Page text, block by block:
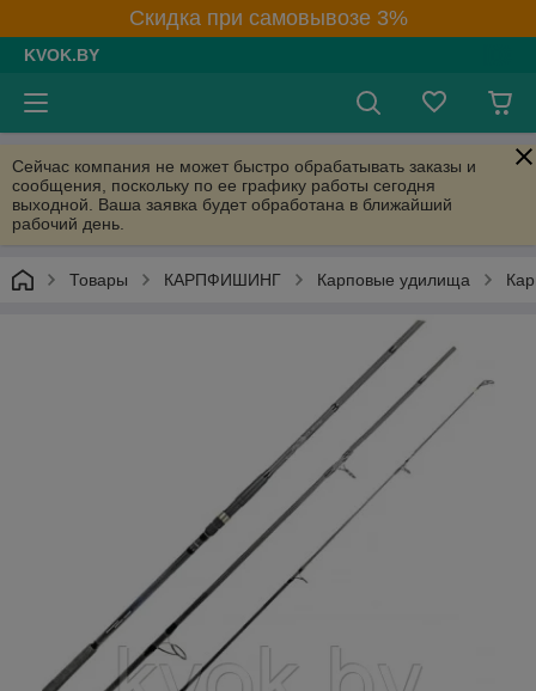
Скидка при самовывозе 3%
KVOK.BY
Сейчас компания не может быстро обрабатывать заказы и
сообщения, поскольку по ее графику работы сегодня
выходной. Ваша заявка будет обработана в ближайший
рабочий день.
Товары КАРПФИШИНГ Карповые удилища